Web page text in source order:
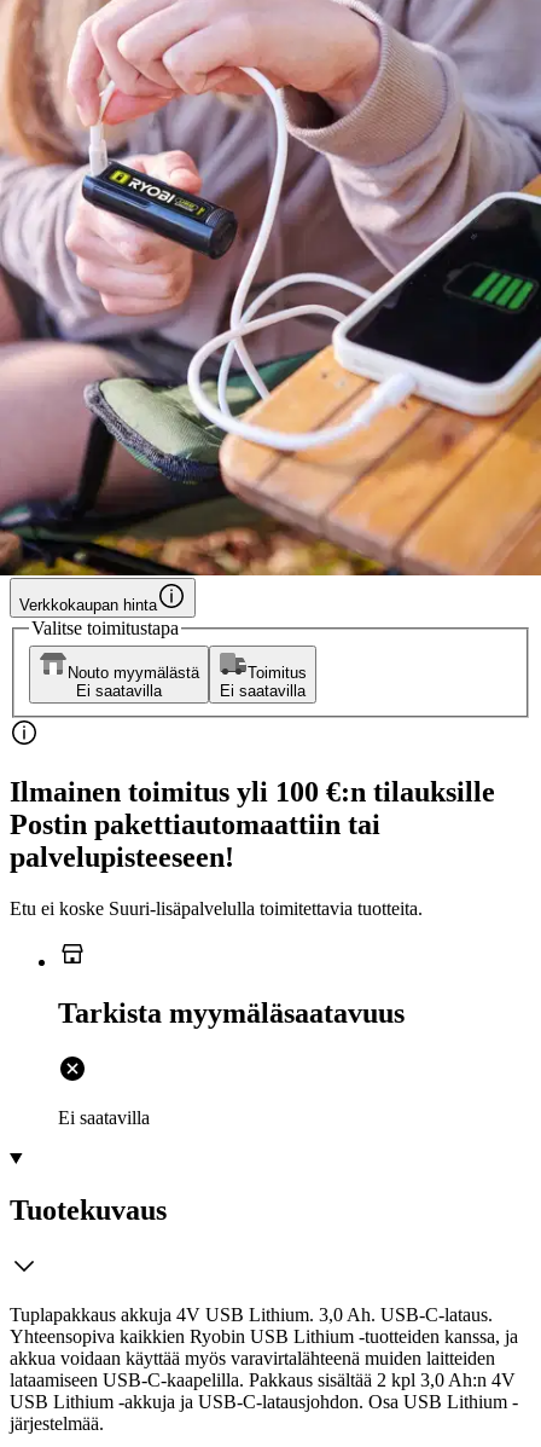
Ryobi
Ryobi 4V akkupaketti 2x 3,0
Ah USB Lithium RB4L30X2
50,15 €
Asiakasomistajahinta
29,50 €/kpl
Hinta ilman S-Etukorttia: 59,00 €
Verkkokaupan hinta
Valitse toimitustapa
Nouto myymälästä
Ei saatavilla
Toimitus
Ei saatavilla
Ilmainen toimitus yli 100 €:n tilauksille
Postin pakettiautomaattiin tai
palvelupisteeseen!
Etu ei koske Suuri‑lisäpalvelulla toimitettavia tuotteita.
Tarkista myymäläsaatavuus
Ei saatavilla
Tuotekuvaus
Tuplapakkaus akkuja 4V USB Lithium. 3,0 Ah. USB-C-lataus.
Yhteensopiva kaikkien Ryobin USB Lithium -tuotteiden kanssa, ja
akkua voidaan käyttää myös varavirtalähteenä muiden laitteiden
lataamiseen USB-C-kaapelilla. Pakkaus sisältää 2 kpl 3,0 Ah:n 4V
USB Lithium -akkuja ja USB-C-latausjohdon. Osa USB Lithium -
järjestelmää.